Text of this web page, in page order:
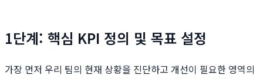
1단계: 핵심 KPI 정의 및 목표 설정
가장 먼저 우리 팀의 현재 상황을 진단하고 개선이 필요한 영역의